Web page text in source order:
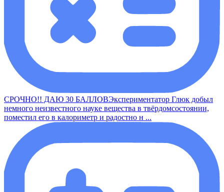
СРОЧНО!! ДАЮ 30 БАЛЛОВЭкспериментатор Глюк добыл
немного неизвестного науке вещества в твёрдомсостоянии,
поместил его в калориметр и радостно н ...